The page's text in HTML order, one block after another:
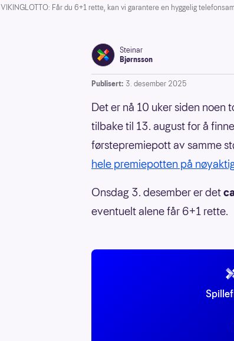
VIKINGLOTTO: Får du 6+1 rette, kan vi garantere en hyggelig
Steinar
Bjørnsson
Publisert: 3. desember 2025
Det er nå 10 uker siden noen
tilbake til 13. august for å
førstepremiepott av samme
hele premiepotten på
Onsdag 3. desember er det
eventuelt alene får 6+1 rette.